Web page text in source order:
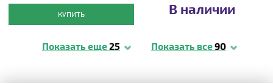
КУПИТЬ В наличии
Показать еще25 Показать все90